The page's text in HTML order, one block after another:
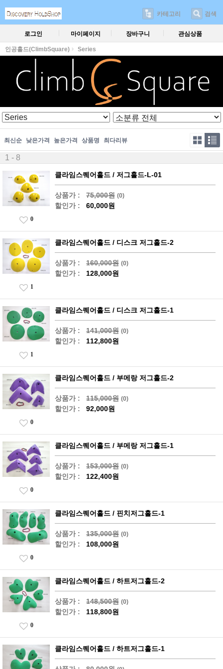
카테고리 검색
로그인 마이페이지 장바구니 관심상품
인공홀드(ClimbSquare) Series
최신순 낮은가격 높은가격 상품명 최다리뷰
1 - 8
클라임스퀘어홀드 / 저그홀드-L-01
상품가 : 75,000원 (0)
할인가 : 60,000원
0
클라임스퀘어홀드 / 디스크 저그홀드-2
상품가 : 160,000원 (0)
할인가 : 128,000원
1
클라임스퀘어홀드 / 디스크 저그홀드-1
상품가 : 141,000원 (0)
할인가 : 112,800원
1
클라임스퀘어홀드 / 부메랑 저그홀드-2
상품가 : 115,000원 (0)
할인가 : 92,000원
0
클라임스퀘어홀드 / 부메랑 저그홀드-1
상품가 : 153,000원 (0)
할인가 : 122,400원
0
클라임스퀘어홀드 / 핀치저그홀드-1
상품가 : 135,000원 (0)
할인가 : 108,000원
0
클라임스퀘어홀드 / 하트저그홀드-2
상품가 : 148,500원 (0)
할인가 : 118,800원
0
클라임스퀘어홀드 / 하트저그홀드-1